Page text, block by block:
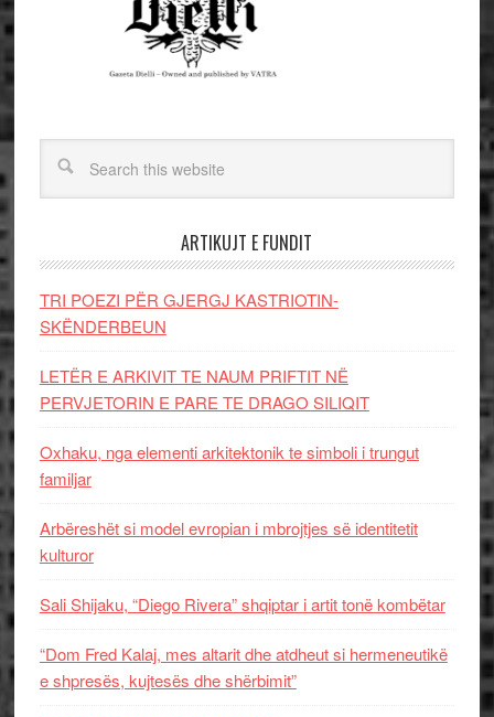
ARTIKUJT E FUNDIT
TRI POEZI PËR GJERGJ KASTRIOTIN-
SKËNDERBEUN
LETËR E ARKIVIT TE NAUM PRIFTIT NË
PERVJETORIN E PARE TE DRAGO SILIQIT
Oxhaku, nga elementi arkitektonik te simboli i trungut
familjar
Arbëreshët si model evropian i mbrojtjes së identitetit
kulturor
Sali Shijaku, “Diego Rivera” shqiptar i artit tonë kombëtar
“Dom Fred Kalaj, mes altarit dhe atdheut si hermeneutikë
e shpresës, kujtesës dhe shërbimit”